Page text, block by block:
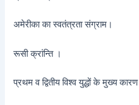
अमेरीका का स्वतंत्रता संग्राम।
रूसी क्रांन्ति ।
प्रथम व द्वितीय विश्व युद्धों के मुख्य कारण